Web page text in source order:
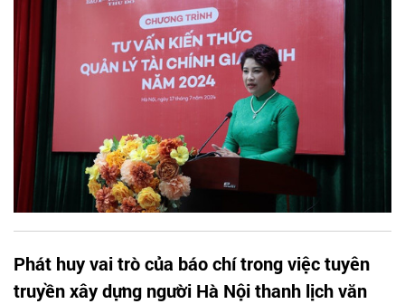
Phát huy vai trò của báo chí trong việc tuyên
truyền xây dựng người Hà Nội thanh lịch văn